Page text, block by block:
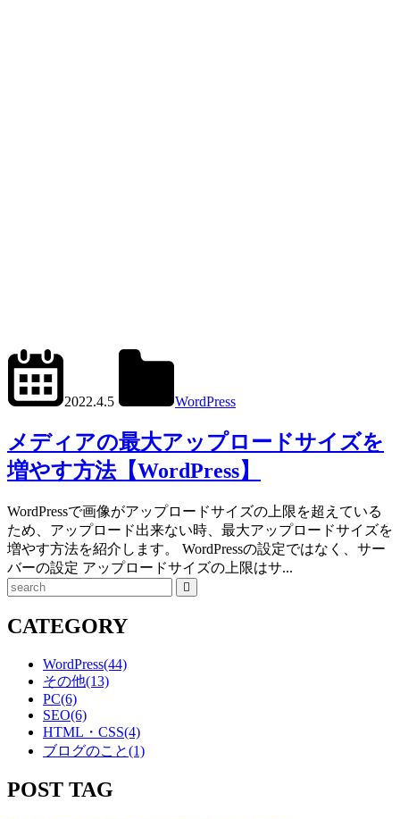
2022.4.5
WordPress
メディアの最大アップロードサイズを
増やす方法【WordPress】
WordPressで画像がアップロードサイズの上限を超えている
ため、アップロード出来ない時、最大アップロードサイズを
増やす方法を紹介します。 WordPressの設定ではなく、サー
バーの設定 アップロードサイズの上限はサ...
CATEGORY
WordPress(44)
その他(13)
PC(6)
SEO(6)
HTML・CSS(4)
ブログのこと(1)
POST TAG